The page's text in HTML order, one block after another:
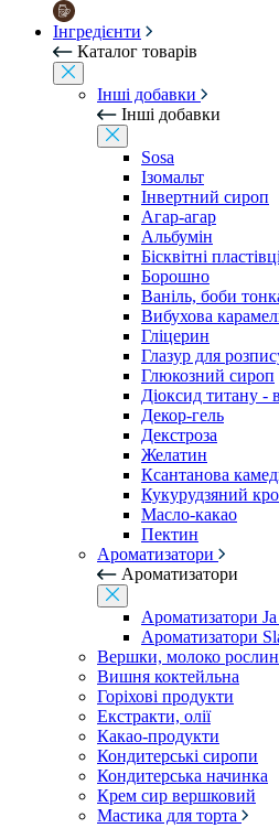
Інгредієнти
Каталог товарів
Інші добавки
Інші добавки
Sosa
Ізомальт
Інвертний сироп
Агар-агар
Альбумін
Бісквітні
Борошно
Ваніль, боби
Вибухова
Гліцерин
Глазур для
Глюкозний сироп
Діоксид титану -
Декор-гель
Декстроза
Желатин
Ксантанова
Кукурудзяний
Масло-какао
Пектин
Ароматизатори
Ароматизатори
Ароматизатори
Ароматизатори
Вершки, молоко
Вишня коктейльна
Горіхові продукти
Екстракти, олії
Какао-продукти
Кондитерські сиропи
Кондитерська начинка
Крем сир вершковий
Мастика для торта